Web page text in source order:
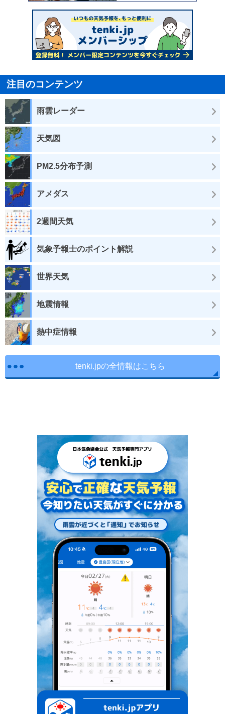
注目のコンテンツ
雨雲レーダー
天気図
PM2.5分布予測
アメダス
2週間天気
気象予報士のポイント解説
世界天気
地震情報
熱中症情報
tenki.jpの全情報はこちら